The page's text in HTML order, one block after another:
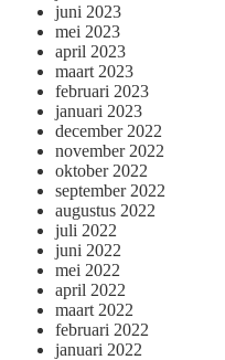
juni 2023
mei 2023
april 2023
maart 2023
februari 2023
januari 2023
december 2022
november 2022
oktober 2022
september 2022
augustus 2022
juli 2022
juni 2022
mei 2022
april 2022
maart 2022
februari 2022
januari 2022